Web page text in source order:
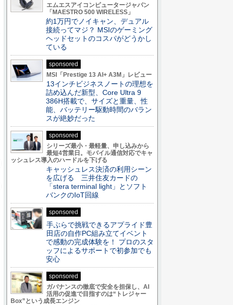
エムエスアイコンピュータージャパン
「MAESTRO 500 WIRELESS」
約1万円でノイキャン、デュアル
接続ってマジ？ MSIのゲーミング
ヘッドセットのコスパがどうかし
ている
sponsored
MSI「Prestige 13 AI+ A3M」レビュー
13インチビジネスノートの理想を
詰め込んだ新型、Core Ultra 9
386H搭載で、サイズと重量、性
能、バッテリー駆動時間のバラン
スが絶妙だった
sponsored
シリーズ最小・最軽量、申し込みから
最短4営業日。モバイル通信対応でキャ
ッシュレス導入のハードルを下げる
キャッシュレス決済の利用シーン
を広げる 三井住友カードの
「stera terminal light」とソフト
バンクのIoT回線
sponsored
手ぶらで挑戦できるアプライド豊
田店の自作PC組み立てイベント
で感動の完成体験を！ プロのスタ
ッフによるサポートで初参加でも
安心
sponsored
ガバナンスの徹底で安全を担保し、AI
活用の促進で目指すのは“トレジャー
Box”という成長エンジン